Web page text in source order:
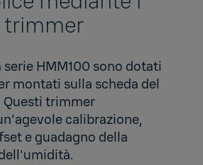
trimmer
HMM100 sono dotati
montati sulla scheda del
trimmer
calibrazione,
e guadagno della